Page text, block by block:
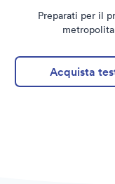
Preparati per il
Acquista